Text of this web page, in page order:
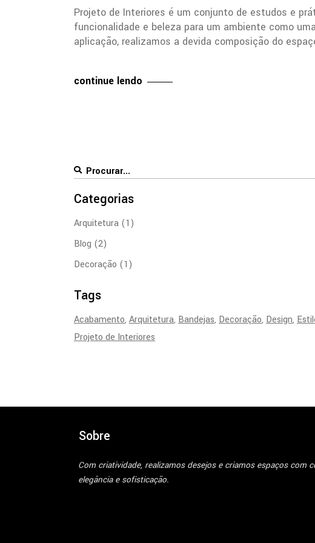
Projeto de Interiores é um conjunto de estudos e
funcionalidade e beleza para um ambiente como
aplicação, realizamos a devida composição do
continue lendo
Procurar:
Categorias
Arquitetura (1)
Blog (2)
Decoração (1)
Tags
Acabamento Arquitetura Bandejas Decoração Design
Projeto de Interiores
Sobre
Com criatividade, realizamos desejos e criamos espaços com
elegância e sofisticação.